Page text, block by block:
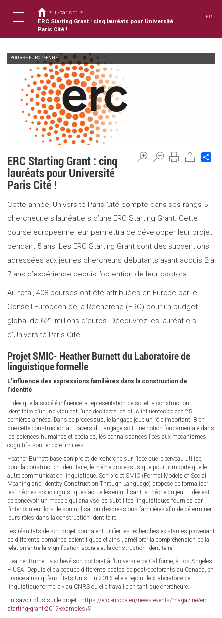
contenido
Toggle
navigation
Usted
está
aquí
> u-paris.fr >
ERC Starting Grant : cinq lauréats pour Université
Paris Cité !
FR
BOURSE EUROPÉENNE
ERC Starting Grant : cinq
lauréats pour Université
Paris Cité !
Cette année, Université Paris Cité compte dans ses rangs 5
chercheur.e.s lauréat.e.s d’une ERC Starting Grant. Cette
bourse européenne leur permettra de développer leur projet
pendant 5 ans. Les ERC Starting Grant sont des subventions
adressées aux jeunes chercheurs débutants ayant acquis 2 à
7 ans d’expérience depuis l’obtention de leur doctorat.
Au total, 408 bourses ont été attribuées en Europe par le
Conseil Européen de la Recherche (ERC) pour un budget
global de 621 millions d’euros. Découvrez les lauréat.e.s
d'Université Paris Cité.
Projet SMIC- Heather Burnett du Laboratoire de
linguistique formelle
L’influence des expressions familières dans la construction de
l’identité
L’idée que la société influence la représentation de soi et la construction
identitaire d’un individu est l’une des idées les plus influentes de ces 25
dernières années. Dans ce processus, le langage joue un rôle important. Bien
que cette construction au travers du langage soit une notion fondamentale dans
les sciences humaines et sociales, les connaissances liées aux mécanismes
cognitifs sont encore limitées.
Heather Burnett base son projet de recherche sur l’idée que le cerveau utilise,
pour la construction identitaire, le même processus que pour n’importe quelle
autre communication linguistique. Son projet SMIC (Formal Models of Social
Meaning and Identity Construction Through Language) propose de formaliser
les théories sociolinguistiques actuelles en utilisant la théorie du jeu. L’idée est
de concevoir un modèle qui analyse les subtilités linguistiques fournies par
l’interlocuteur lors de son utilisation d’expressions familières afin de déterminer
leurs rôles dans la construction identitaire.
Les résultats de son projet pourraient unifier les recherches existantes provenant
de différents domaines scientifiques et ainsi, améliorer la compréhension de la
relation entre la signification sociale et la construction identitaire.
Heather Burnett a achevé son doctorat à l’Université de Californie, à Los Angeles
– USA. Depuis elle a occupé différents postes de post-doctorants au Canada, en
France ainsi qu’aux États-Unis. En 2016, elle a rejoint le « laboratoire de
linguistique formelle » au CNRS où elle travaille en tant que chercheure.
En savoir plus sur le projet : https://erc.europa.eu/news-events/magazine/erc-
starting-grant-2019-examples (link